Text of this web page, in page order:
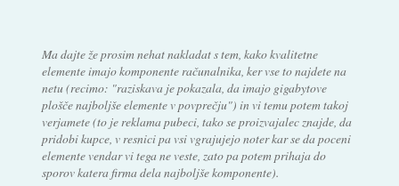
Ma dajte že prosim nehat nakladat s tem, kako kvalitetne
elemente imajo komponente računalnika, ker vse to najdete na
netu (recimo: "raziskava je pokazala, da imajo gigabytove
plošče najboljše elemente v povprečju") in vi temu potem takoj
verjamete (to je reklama pubeci, tako se proizvajalec znajde, da
pridobi kupce, v resnici pa vsi vgrajujejo noter kar se da poceni
elemente vendar vi tega ne veste, zato pa potem prihaja do
sporov katera firma dela najboljše komponente).